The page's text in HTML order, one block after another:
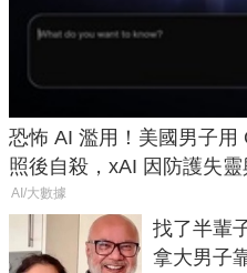
恐怖 AI 濫用！美國男子
照後自殺，xAI 因防護失
AI/大數據
找了半輩
拿大男子